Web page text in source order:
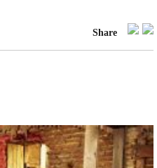
Share